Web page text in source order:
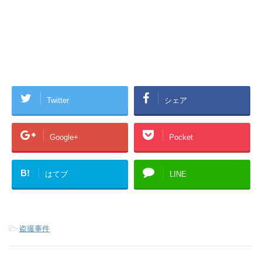
Twitter シェア
Google+ Pocket
B! はてブ LINE
-盗撮事件